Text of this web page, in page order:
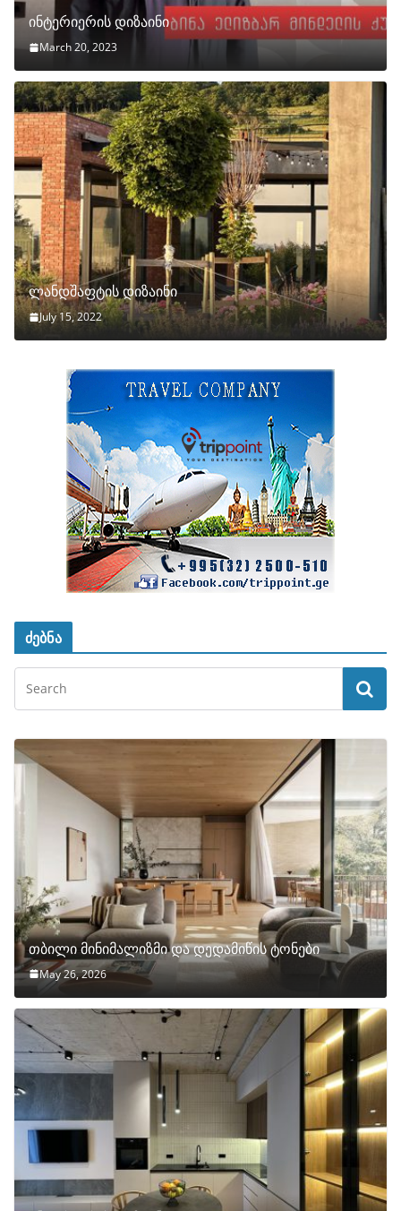
ინტერიერის დიზაინი
March 20, 2023
ლანდშაფტის დიზაინი
July 15, 2022
ძებნა
თბილი მინიმალიზმი და დედამიწის ტონები
May 26, 2026